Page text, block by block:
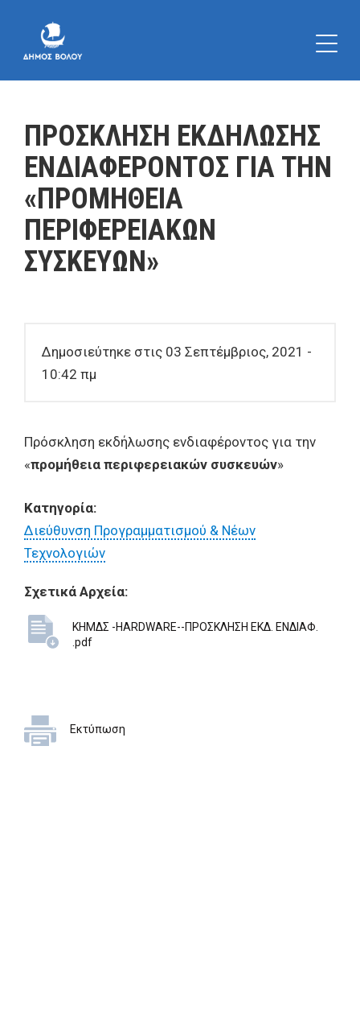
ΠΡΟΣΚΛΗΣΗ ΕΚΔΗΛΩΣΗΣ
ΕΝΔΙΑΦΕΡΟΝΤΟΣ ΓΙΑ ΤΗΝ
«ΠΡΟΜΗΘΕΙΑ
ΠΕΡΙΦΕΡΕΙΑΚΩΝ
ΣΥΣΚΕΥΩΝ»
Δημοσιεύτηκε στις 03 Σεπτέμβριος, 2021 -
10:42 πμ
Πρόσκληση εκδήλωσης ενδιαφέροντος για την
«προμήθεια περιφερειακών συσκευών»
Κατηγορία:
Διεύθυνση Προγραμματισμού & Νέων
Τεχνολογιών
Σχετικά Αρχεία:
ΚΗΜΔΣ -HARDWARE--ΠΡΟΣΚΛΗΣΗ ΕΚΔ. ΕΝΔΙΑΦ.
.pdf
Εκτύπωση